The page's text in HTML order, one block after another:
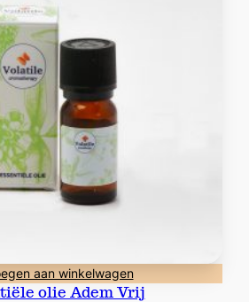
aan winkelwagen
olie Adem Vrij